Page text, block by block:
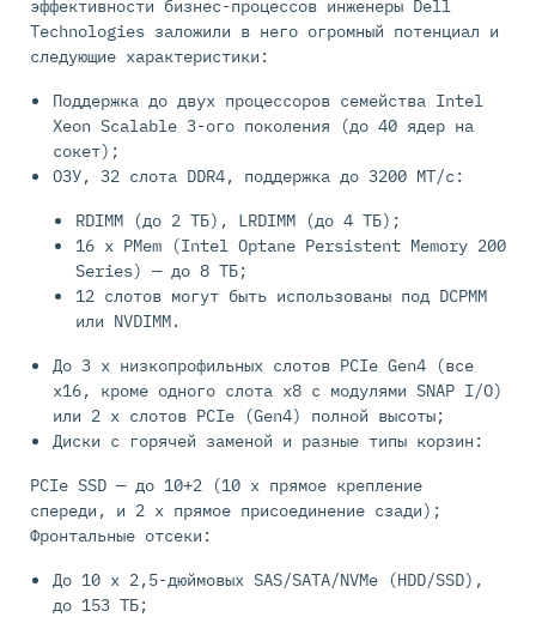
эффективности бизнес-процессов инженеры Dell
Technologies заложили в него огромный потенциал и
следующие характеристики:
Поддержка до двух процессоров семейства Intel
Xeon Scalable 3-ого поколения (до 40 ядер на
сокет);
ОЗУ, 32 слота DDR4, поддержка до 3200 МТ/с:
RDIMM (до 2 ТБ), LRDIMM (до 4 ТБ);
16 x PMem (Intel Optane Persistent Memory 200
Series) — до 8 ТБ;
12 слотов могут быть использованы под DCPMM
или NVDIMM.
До 3 x низкопрофильных слотов PCIe Gen4 (все
x16, кроме одного слота x8 с модулями SNAP I/O)
или 2 x слотов PCIe (Gen4) полной высоты;
Диски с горячей заменой и разные типы корзин:
PCIe SSD — до 10+2 (10 x прямое крепление
спереди, и 2 x прямое присоединение сзади);
Фронтальные отсеки:
До 10 x 2,5-дюймовых SAS/SATA/NVMe (HDD/SSD),
до 153 ТБ;